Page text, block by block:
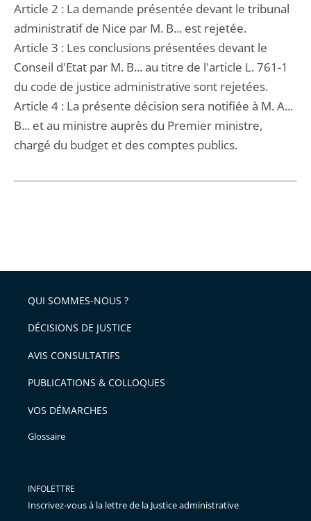
Article 2 : La demande présentée devant le tribunal
administratif de Nice par M. B... est rejetée.
Article 3 : Les conclusions présentées devant le
Conseil d'Etat par M. B... au titre de l'article L. 761-1
du code de justice administrative sont rejetées.
Article 4 : La présente décision sera notifiée à M. A...
B... et au ministre auprès du Premier ministre,
chargé du budget et des comptes publics.
QUI SOMMES-NOUS ?
DÉCISIONS DE JUSTICE
AVIS CONSULTATIFS
PUBLICATIONS & COLLOQUES
VOS DÉMARCHES
Glossaire
INFOLETTRE
Inscrivez-vous à la lettre de la Justice administrative